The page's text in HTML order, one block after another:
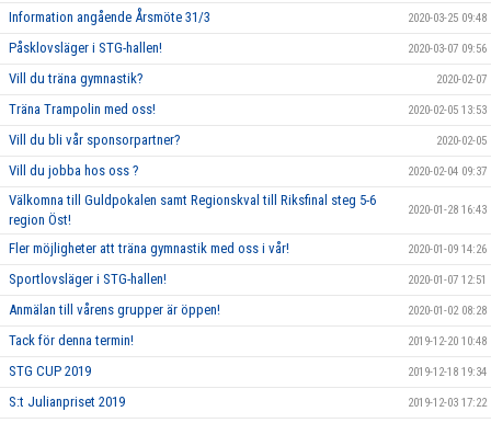
Information angående Årsmöte 31/3 2020-03-25 09:48
Påsklovsläger i STG-hallen! 2020-03-07 09:56
Vill du träna gymnastik? 2020-02-07
Träna Trampolin med oss! 2020-02-05 13:53
Vill du bli vår sponsorpartner? 2020-02-05
Vill du jobba hos oss ? 2020-02-04 09:37
Välkomna till Guldpokalen samt Regionskval till Riksfinal steg 5-6
region Öst!
2020-01-28 16:43
Fler möjligheter att träna gymnastik med oss i vår! 2020-01-09 14:26
Sportlovsläger i STG-hallen! 2020-01-07 12:51
Anmälan till vårens grupper är öppen! 2020-01-02 08:28
Tack för denna termin! 2019-12-20 10:48
STG CUP 2019 2019-12-18 19:34
S:t Julianpriset 2019 2019-12-03 17:22